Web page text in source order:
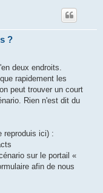
?
deux endroits.
rapidement les
peut trouver un court
Rien n'est dit du
reproduis ici) :
sur le portail «
afin de nous